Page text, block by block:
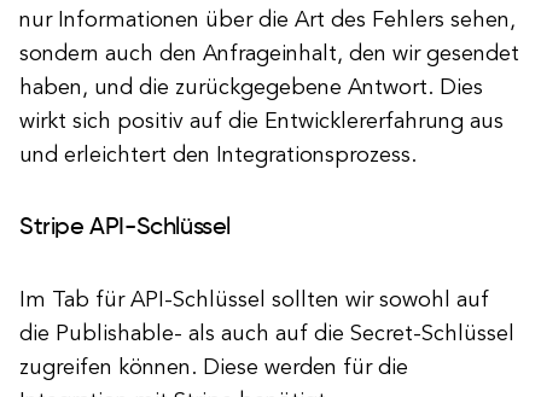
nur Informationen über die Art des Fehlers sehen,
sondern auch den Anfrageinhalt, den wir gesendet
haben, und die zurückgegebene Antwort. Dies
wirkt sich positiv auf die Entwicklererfahrung aus
und erleichtert den Integrationsprozess.
Stripe API-Schlüssel
Im Tab für API-Schlüssel sollten wir sowohl auf
die Publishable- als auch auf die Secret-Schlüssel
zugreifen können. Diese werden für die